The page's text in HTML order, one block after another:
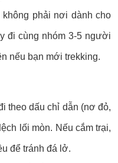
phải nơi dành cho
đi cùng nhóm 3-5 người
nếu bạn mới trekking.
theo dấu chỉ dẫn (nơ đỏ,
lối mòn. Nếu cắm trại,
để tránh đá lở.